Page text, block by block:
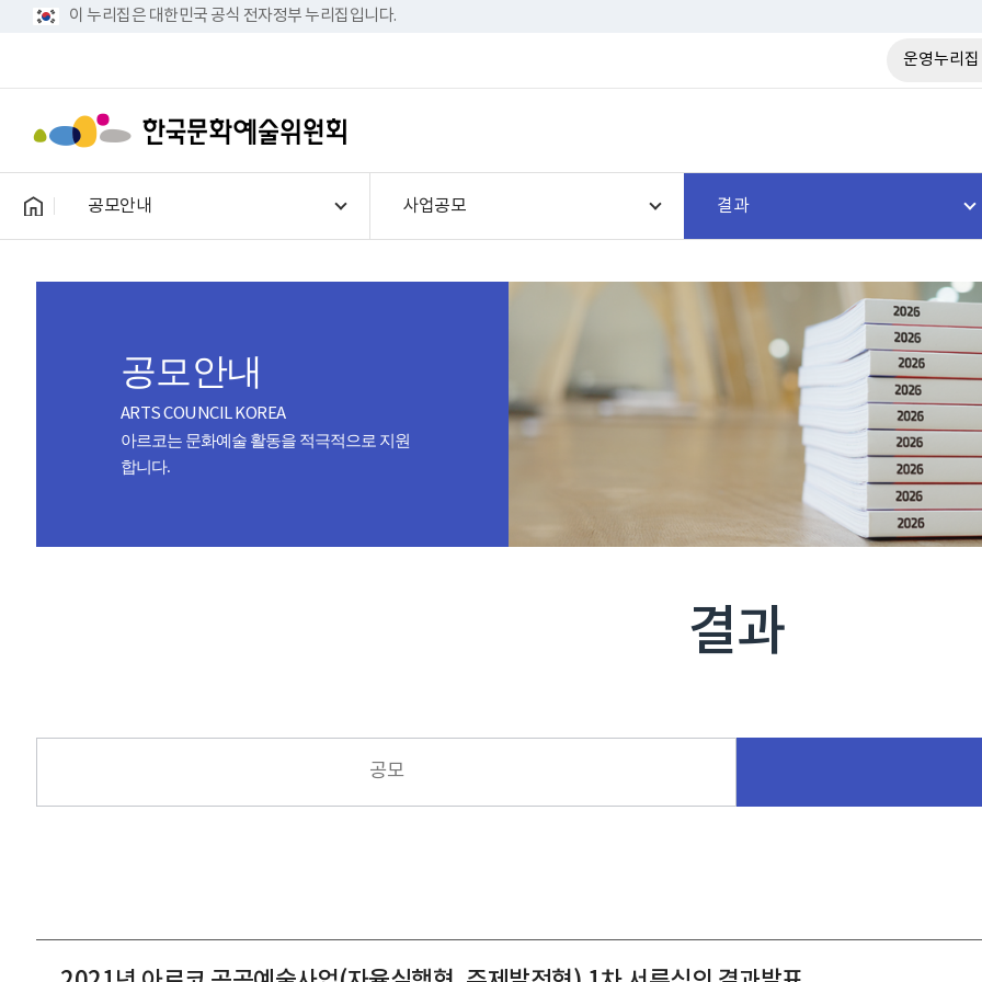
이 누리집은 대한민국 공식 전자정부 누리집입니다.
운영누리집
공모안내 사업공모 결과
공모안내
ARTS COUNCIL KOREA
아르코는 문화예술 활동을 적극적으로 지원
합니다.
결과
공모